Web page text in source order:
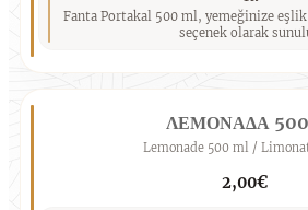
Fanta Portakal 500 ml, yemeğinize eşlik
seçenek olarak
ΛΕΜΟΝΑΔΑ
Lemonade 500 ml /
2,00€